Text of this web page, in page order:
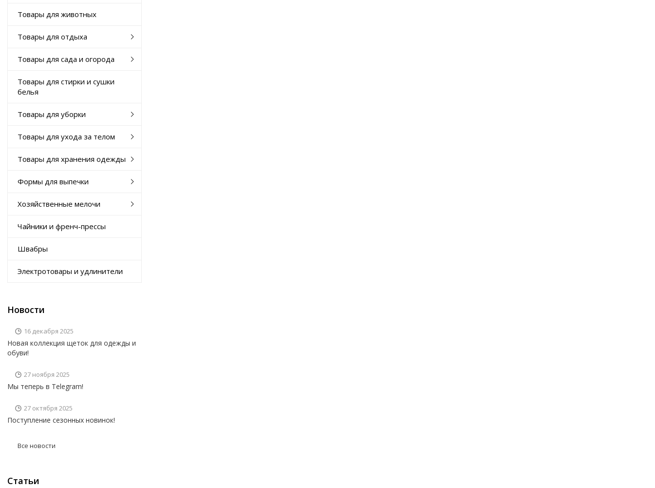
Товары для животных
Товары для отдыха
Товары для сада и огорода
Товары для стирки и сушки
белья
Товары для уборки
Товары для ухода за телом
Товары для хранения одежды
Формы для выпечки
Хозяйственные мелочи
Чайники и френч-прессы
Швабры
Электротовары и удлинители
Новости
16 декабря 2025
Новая коллекция щеток для одежды и
обуви!
27 ноября 2025
Мы теперь в Telegram!
27 октября 2025
Поступление сезонных новинок!
Все новости
Статьи